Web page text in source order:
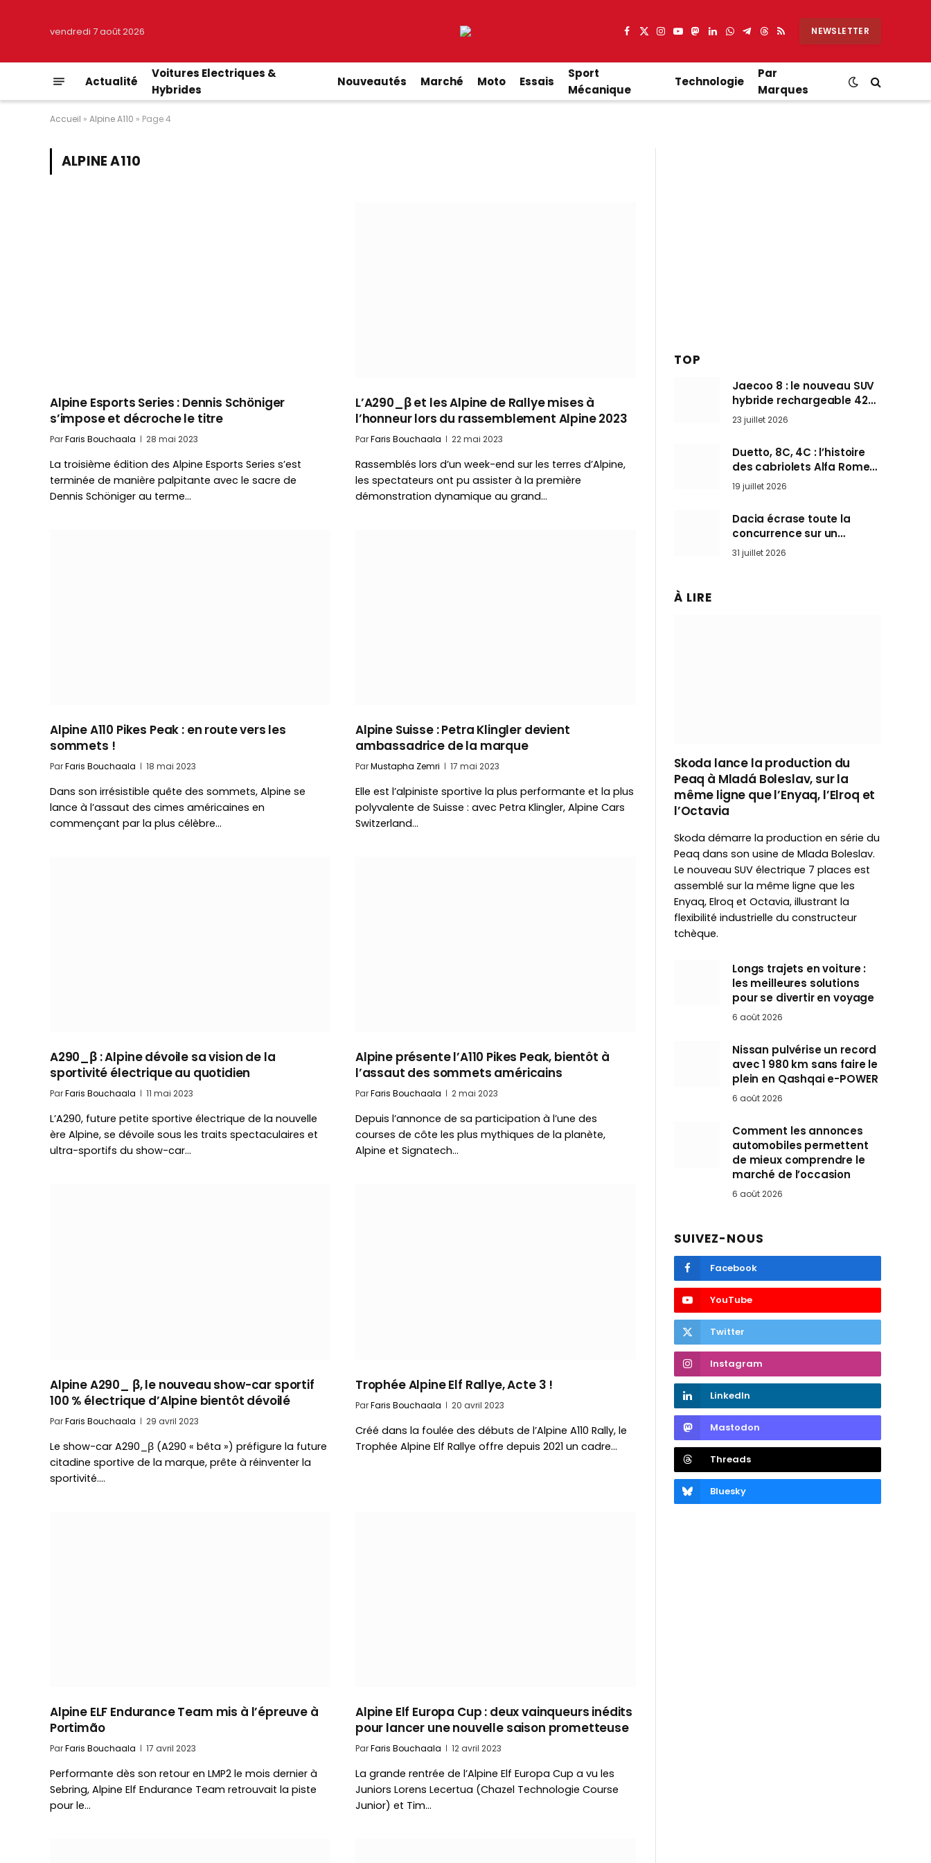
vendredi 7 août 2026 Facebook
X
Instagram
YouTube
Mastodon
LinkedIn
WhatsApp
Partager
Telegram
Threads
RSS NEWSLETTER
Actualité
Voitures Electriques &
Hybrides
Nouveautés Marché Moto Essais
Sport
Mécanique
Technologie
Par
Marques
Accueil » Alpine A110 » Page 4
ALPINE A110
Alpine Esports Series : Dennis Schöniger
s’impose et décroche le titre
ParFaris Bouchaala 28 mai 2023
La troisième édition des Alpine Esports Series s’est
terminée de manière palpitante avec le sacre de
Dennis Schöniger au terme…
L’A290_β et les Alpine de Rallye mises à
l’honneur lors du rassemblement Alpine 2023
ParFaris Bouchaala 22 mai 2023
Rassemblés lors d’un week-end sur les terres d’Alpine,
les spectateurs ont pu assister à la première
démonstration dynamique au grand…
Alpine A110 Pikes Peak : en route vers les
sommets !
ParFaris Bouchaala 18 mai 2023
Dans son irrésistible quête des sommets, Alpine se
lance à l’assaut des cimes américaines en
commençant par la plus célèbre…
Alpine Suisse : Petra Klingler devient
ambassadrice de la marque
ParMustapha Zemri 17 mai 2023
Elle est l’alpiniste sportive la plus performante et la plus
polyvalente de Suisse : avec Petra Klingler, Alpine Cars
Switzerland…
A290_β : Alpine dévoile sa vision de la
sportivité électrique au quotidien
ParFaris Bouchaala 11 mai 2023
L’A290, future petite sportive électrique de la nouvelle
ère Alpine, se dévoile sous les traits spectaculaires et
ultra-sportifs du show-car…
Alpine présente l’A110 Pikes Peak, bientôt à
l’assaut des sommets américains
ParFaris Bouchaala 2 mai 2023
Depuis l’annonce de sa participation à l’une des
courses de côte les plus mythiques de la planète,
Alpine et Signatech…
Alpine A290_ β, le nouveau show-car sportif
100 % électrique d’Alpine bientôt dévoilé
ParFaris Bouchaala 29 avril 2023
Le show-car A290_β (A290 « bêta ») préfigure la future
citadine sportive de la marque, prête à réinventer la
sportivité.…
Trophée Alpine Elf Rallye, Acte 3 !
ParFaris Bouchaala 20 avril 2023
Créé dans la foulée des débuts de l’Alpine A110 Rally, le
Trophée Alpine Elf Rallye offre depuis 2021 un cadre…
Alpine ELF Endurance Team mis à l’épreuve à
Portimão
ParFaris Bouchaala 17 avril 2023
Performante dès son retour en LMP2 le mois dernier à
Sebring, Alpine Elf Endurance Team retrouvait la piste
pour le…
Alpine Elf Europa Cup : deux vainqueurs inédits
pour lancer une nouvelle saison prometteuse
ParFaris Bouchaala 12 avril 2023
La grande rentrée de l’Alpine Elf Europa Cup a vu les
Juniors Lorens Lecertua (Chazel Technologie Course
Junior) et Tim…
TOP
Jaecoo 8 : le nouveau SUV
hybride rechargeable 428
ch qui vise l’Audi Q7 arrive
en Europe cet automne
23 juillet 2026
Duetto, 8C, 4C : l’histoire
des cabriolets Alfa Romeo,
ces Spider qui ont défini
l’art de rouler cheveux au
vent
19 juillet 2026
Dacia écrase toute la
concurrence sur un
marché où personne ne
l’attendait
31 juillet 2026
À LIRE
Skoda lance la production du
Peaq à Mladá Boleslav, sur la
même ligne que l’Enyaq, l’Elroq et
l’Octavia
Skoda démarre la production en série du
Peaq dans son usine de Mlada Boleslav.
Le nouveau SUV électrique 7 places est
assemblé sur la même ligne que les
Enyaq, Elroq et Octavia, illustrant la
flexibilité industrielle du constructeur
tchèque.
Longs trajets en voiture :
les meilleures solutions
pour se divertir en voyage
6 août 2026
Nissan pulvérise un record
avec 1 980 km sans faire le
plein en Qashqai e-POWER
6 août 2026
Comment les annonces
automobiles permettent
de mieux comprendre le
marché de l’occasion
6 août 2026
SUIVEZ-NOUS
Facebook
YouTube
Twitter
Instagram
LinkedIn
Mastodon
Threads
Bluesky